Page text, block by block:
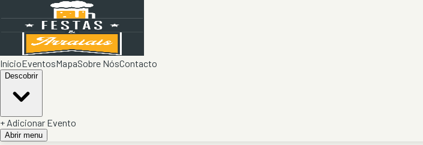
InícioEventosMapaSobre NósContacto
Descobrir
+ Adicionar Evento
Abrir menu